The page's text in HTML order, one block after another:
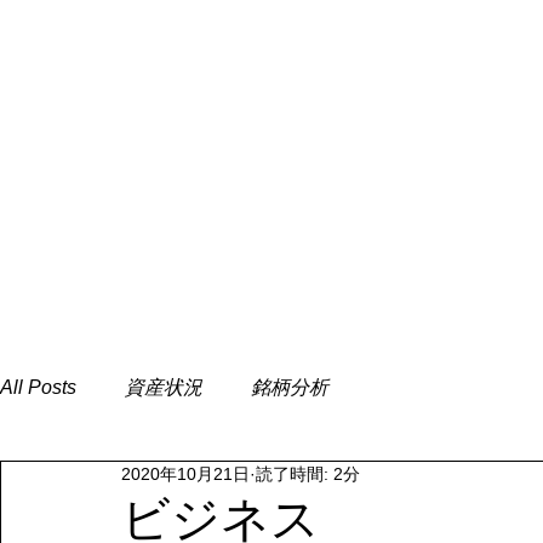
All Posts 資産状況 銘柄分析
ビジネス
2020年10月21日 読了時間: 2分